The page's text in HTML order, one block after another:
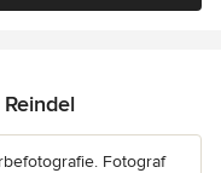
Fotograf